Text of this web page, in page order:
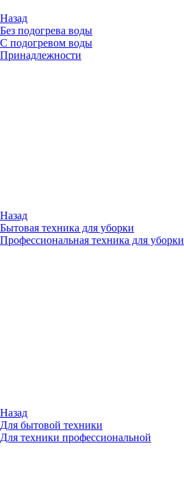
Назад
Без подогрева воды
С подогревом воды
Принадлежности
Назад
Бытовая техника для уборки
Профессиональная техника для уборки
Назад
Для бытовой техники
Для техники профессиональной